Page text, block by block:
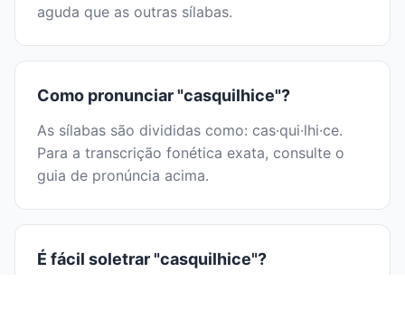
aguda que as outras sílabas.
Como pronunciar "casquilhice"?
As sílabas são divididas como: cas·qui·lhi·ce.
Para a transcrição fonética exata, consulte o
guia de pronúncia acima.
É fácil soletrar "casquilhice"?